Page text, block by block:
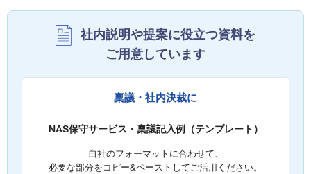
社内説明や提案に役立つ資料を
ご用意しています
稟議・社内決裁に
NAS保守サービス・稟議記入例（テンプレート）
自社のフォーマットに合わせて、
必要な部分をコピー&ペーストしてご活用ください。